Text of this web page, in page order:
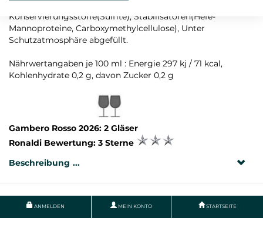
Konservierungsstoffe(Sulfite), Stabilisatoren(Hefe-
Mannoproteine, Carboxymethylcellulose), Unter
Schutzatmosphäre abgefüllt.
Nährwertangaben je 100 ml : Energie 297 kj / 71 kcal,
Kohlenhydrate 0,2 g, davon Zucker 0,2 g
Gambero Rosso 2026: 2 Gläser
Ronaldi Bewertung: 3 Sterne
Beschreibung
ANMELDEN MEIN KONTO STARTSEITE